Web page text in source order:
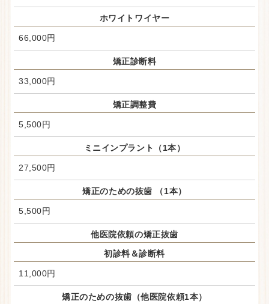
ホワイトワイヤー
66,000円
矯正診断料
33,000円
矯正調整費
5,500円
ミニインプラント（1本）
27,500円
矯正のための抜歯 （1本）
5,500円
他医院依頼の矯正抜歯
初診料＆診断料
11,000円
矯正のための抜歯（他医院依頼1本）